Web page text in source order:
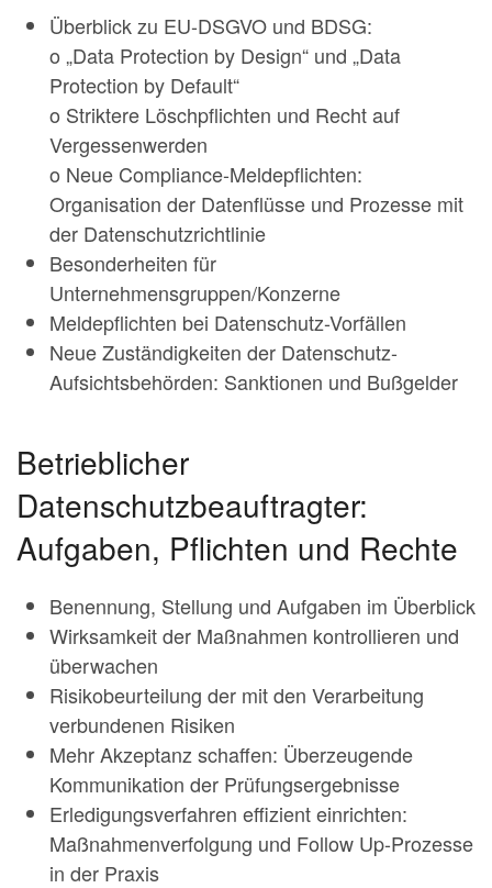
Überblick zu EU-DSGVO und BDSG:
o „Data Protection by Design“ und „Data
Protection by Default“
o Striktere Löschpflichten und Recht auf
Vergessenwerden
o Neue Compliance-Meldepflichten:
Organisation der Datenflüsse und Prozesse mit
der Datenschutzrichtlinie
Besonderheiten für
Unternehmensgruppen/Konzerne
Meldepflichten bei Datenschutz-Vorfällen
Neue Zuständigkeiten der Datenschutz-
Aufsichtsbehörden: Sanktionen und Bußgelder
Betrieblicher
Datenschutzbeauftragter:
Aufgaben, Pflichten und Rechte
Benennung, Stellung und Aufgaben im Überblick
Wirksamkeit der Maßnahmen kontrollieren und
überwachen
Risikobeurteilung der mit den Verarbeitung
verbundenen Risiken
Mehr Akzeptanz schaffen: Überzeugende
Kommunikation der Prüfungsergebnisse
Erledigungsverfahren effizient einrichten:
Maßnahmenverfolgung und Follow Up-Prozesse
in der Praxis